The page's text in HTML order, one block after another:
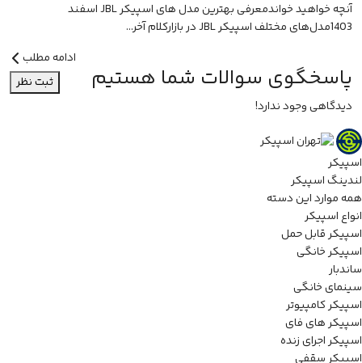
آنچه خواهید خواندمعرفی بهترین مدل های اسپیکر JBL اسفند
1403مدل‌های مختلف اسپیکر JBL در بازارکلام آخر...
ادامه مطلب
پاسخگوی سوالات شما هستیم
ثبت نظر
دیدگاهی وجود ندارد!
اسپیکر
لندینگ اسپیکر
همه موارد این دسته
انواع اسپیکر
اسپیکر قابل حمل
اسپیکر خانگی
ساندبار
سینمای خانگی
اسپیکر کامپیوتر
اسپیکر های فای
اسپیکر اجرای زنده
اسپیکر سقفی